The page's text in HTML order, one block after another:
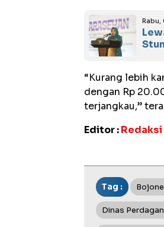
Rabu,
“Kurang lebih
dengan Rp
terjangkau,”
Editor :Redaksi
Tag :
Dinas